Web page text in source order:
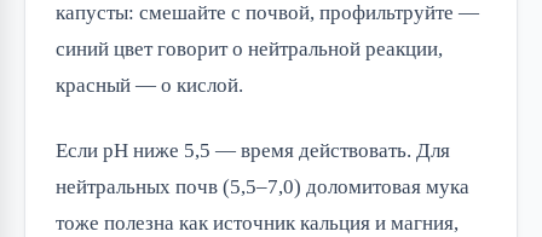
капусты: смешайте с почвой, профильтруйте —
синий цвет говорит о нейтральной реакции,
красный — о кислой.
Если pH ниже 5,5 — время действовать. Для
нейтральных почв (5,5–7,0) доломитовая мука
тоже полезна как источник кальция и магния,